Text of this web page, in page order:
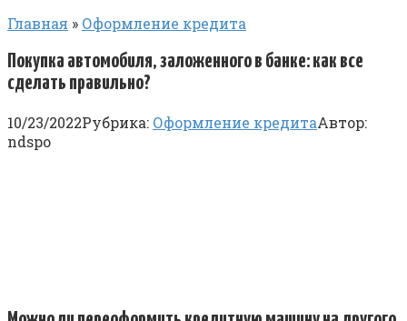
Главная » Оформление кредита
Покупка автомобиля, заложенного в банке: как все
сделать правильно?
10/23/2022Рубрика: Оформление кредитаАвтор:
ndspo